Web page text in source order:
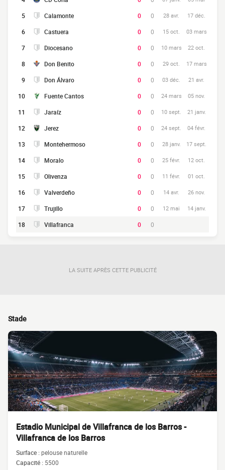
5 Calamonte 0 0 28 avr. 17 déc.
6 Castuera 0 0 15 oct. 03 mars
7 Diocesano 0 0 10 mars 22 oct.
8 Don Benito 0 0 29 oct. 17 mars
9 Don Álvaro 0 0 03 déc. 21 avr.
10 Fuente Cantos 0 0 24 mars 05 nov.
11 Jaraíz 0 0 10 sept. 21 janv.
12 Jerez 0 0 24 sept. 04 févr.
13 Montehermoso 0 0 28 janv. 17 sept.
14 Moralo 0 0 25 févr. 12 oct.
15 Olivenza 0 0 11 févr. 01 oct.
16 Valverdeño 0 0 14 avr. 26 nov.
17 Trujillo 0 0 12 mai 14 janv.
18 Villafranca 0 0
LA SUITE APRÈS CETTE PUBLICITÉ
Stade
Estadio Municipal de Villafranca de los Barros -
Villafranca de los Barros
Surface :pelouse naturelle
Capacité : 5500